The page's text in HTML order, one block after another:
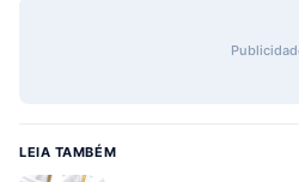
LEIA TAMBÉM